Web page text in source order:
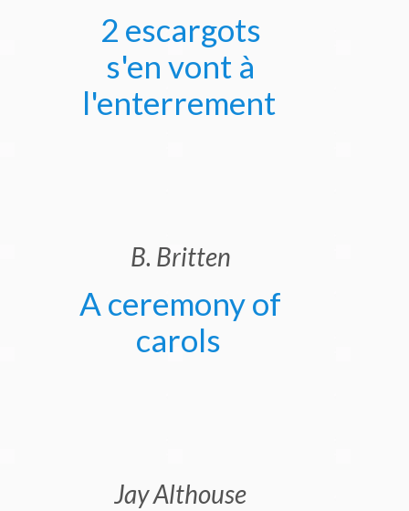
Partie Membres
2 escargots
s'en vont à
l'enterrement
B. Britten
A ceremony of
carols
Jay Althouse